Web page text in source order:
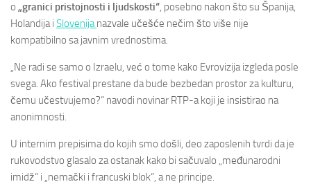
o „granici pristojnosti i ljudskosti“, posebno nakon što su Španija,
Holandija i Slovenijanazvale učešće nečim što više nije
kompatibilno sa javnim vrednostima.
„Ne radi se samo o Izraelu, već o tome kako Evrovizija izgleda posle
svega. Ako festival prestane da bude bezbedan prostor za kulturu,
čemu učestvujemo?“ navodi novinar RTP-a koji je insistirao na
anonimnosti.
U internim prepisima do kojih smo došli, deo zaposlenih tvrdi da je
rukovodstvo glasalo za ostanak kako bi sačuvalo „međunarodni
imidž“ i „nemački i francuski blok“, a ne principe.